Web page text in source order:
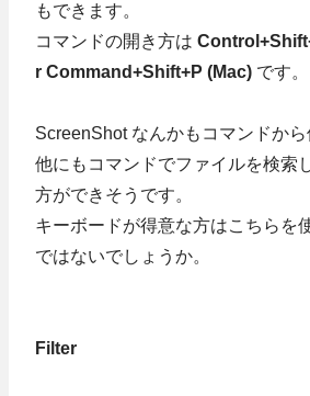
もできます。
コマンドの開き方は
r Command+Shift+P (Mac) です。
ScreenShot なんかもコマンドから
他にもコマンドでファイルを検索
方ができそうです。
キーボードが得意な方はこちらを
ではないでしょうか。
Filter